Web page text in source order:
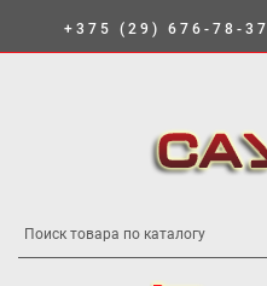
+375 (29) 676-78-37